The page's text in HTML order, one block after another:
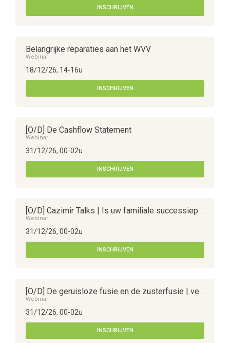
INSCHRIJVEN
Belangrijke reparaties aan het WVV
Webinar
18/12/26, 14-16u
INSCHRIJVEN
[O/D] De Cashflow Statement
Webinar
31/12/26, 00-02u
INSCHRIJVEN
[O/D] Cazimir Talks | Is uw familiale successieplanning nog up-to-date?
Webinar
31/12/26, 00-02u
INSCHRIJVEN
[O/D] De geruisloze fusie en de zusterfusie | vennootschapsrechtelijk en fiscaal
Webinar
31/12/26, 00-02u
INSCHRIJVEN